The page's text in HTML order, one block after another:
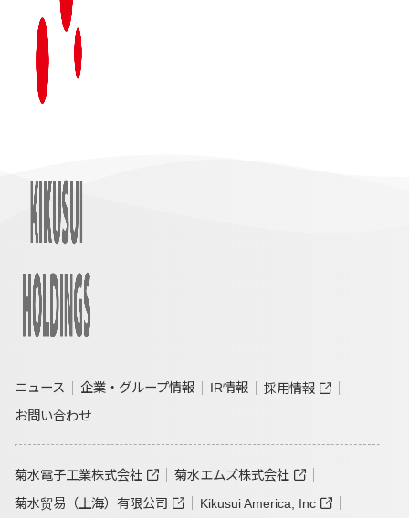
ニュース 企業・グループ情報 IR情報
採用情報
お問い合わせ
菊水電子工業株式会社
菊水エムズ株式会社
菊水贸易（上海）有限公司
Kikusui America, Inc